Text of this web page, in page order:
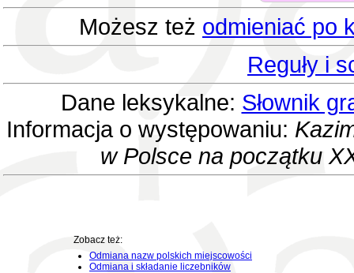
Możesz też odmieniać po
Reguły i
Dane leksykalne: Słownik
Informacja o występowaniu:
w Polsce na początku
Zobacz też:
Odmiana nazw polskich miejscowości
Odmiana i składanie liczebników